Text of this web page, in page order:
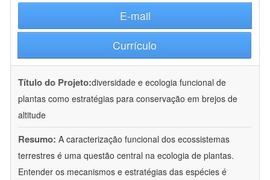
E-mail
Currículo
Título do Projeto:diversidade e ecologia funcional de
plantas como estratégias para conservação em brejos de
altitude
Resumo: A caracterização funcional dos ecossistemas
terrestres é uma questão central na ecologia de plantas.
Entender os mecanismos e estratégias das espécies é